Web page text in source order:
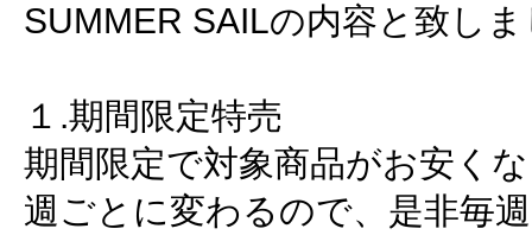
SUMMER SAILの内容と致し
１.期間限定特売
期間限定で対象商品がお安く
週ごとに変わるので、是非毎